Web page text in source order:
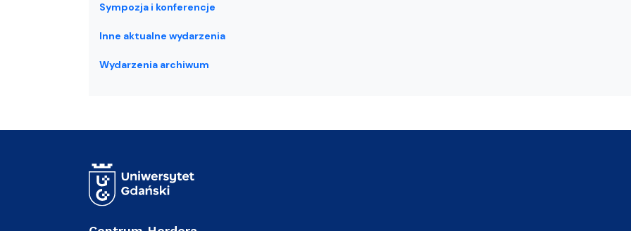
Sympozja i konferencje
Inne aktualne wydarzenia
Wydarzenia archiwum